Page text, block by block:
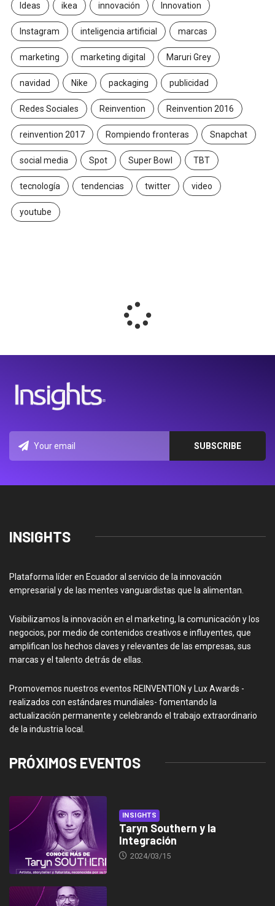
Ideas ikea innovación Innovation
Instagram inteligencia artificial marcas
marketing marketing digital Maruri Grey
navidad Nike packaging publicidad
Redes Sociales Reinvention Reinvention 2016
reinvention 2017 Rompiendo fronteras Snapchat
social media Spot Super Bowl TBT
tecnología tendencias twitter video
youtube
INSIGHTS
Plataforma líder en Ecuador al servicio de la innovación
empresarial y de las mentes vanguardistas que la alimentan.
Visibilizamos la innovación en el marketing, la comunicación y los
negocios, por medio de contenidos creativos e influyentes, que
amplifican los hechos claves y relevantes de las empresas, sus
marcas y el talento detrás de ellas.
Promovemos nuestros eventos REINVENTION y Lux Awards -
realizados con estándares mundiales- fomentando la
actualización permanente y celebrando el trabajo extraordinario
de la industria local.
PRÓXIMOS EVENTOS
INSIGHTS
Taryn Southern y la
Integración
2024/03/15